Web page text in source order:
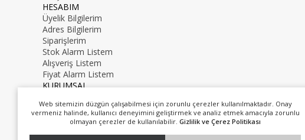
Web sitemizin düzgün çalışabilmesi için zorunlu çerezler kullanılmaktadır. Onay
vermeniz halinde, kullanıcı deneyimini geliştirmek ve analiz etmek amacıyla zorunlu
olmayan çerezler de kullanılabilir. Gizlilik ve Çerez Politikası
HESABIM
Üyelik Bilgilerim
Adres Bilgilerim
Siparişlerim
Stok Alarm Listem
Alışveriş Listem
Fiyat Alarm Listem
KURUMSAL
Hakkımızda
0216 000 00 00